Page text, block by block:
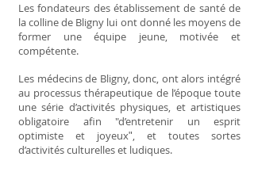
Les fondateurs des établissement de santé de
la colline de Bligny lui ont donné les moyens de
former une équipe jeune, motivée et
compétente.
Les médecins de Bligny, donc, ont alors intégré
au processus thérapeutique de l’époque toute
une série d’activités physiques, et artistiques
obligatoire afin "d’entretenir un esprit
optimiste et joyeuxʺ, et toutes sortes
d’activités culturelles et ludiques.